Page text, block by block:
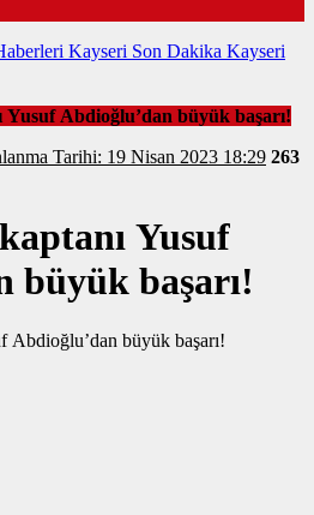
Kayseri Son Dakika Kayseri
Yusuf Abdioğlu’dan büyük başarı!
Yayınlanma Tarihi: 19 Nisan 2023 18:29 263
Yusuf
büyük başarı!